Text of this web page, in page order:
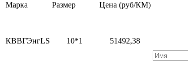
Марка Размер Цена (руб/КМ)
КВВГЭнгLS 10*1 51492,38